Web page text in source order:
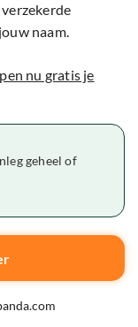
naam.
nu gratis je
geheel of